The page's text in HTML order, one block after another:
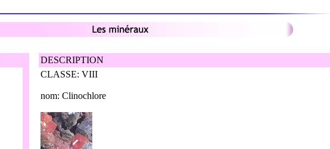
DESCRIPTION
CLASSE: VIII
nom: Clinochlore